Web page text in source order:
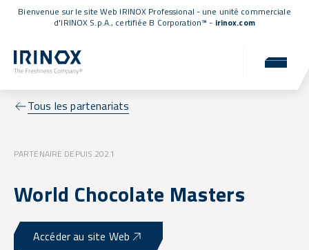
Bienvenue sur le site Web IRINOX Professional - une unité commerciale
d'IRINOX S.p.A., certifiée B Corporation™ - irinox.com
Tous les partenariats
PARTENAIRE DEPUIS 2021
World Chocolate Masters
Accéder au site Web